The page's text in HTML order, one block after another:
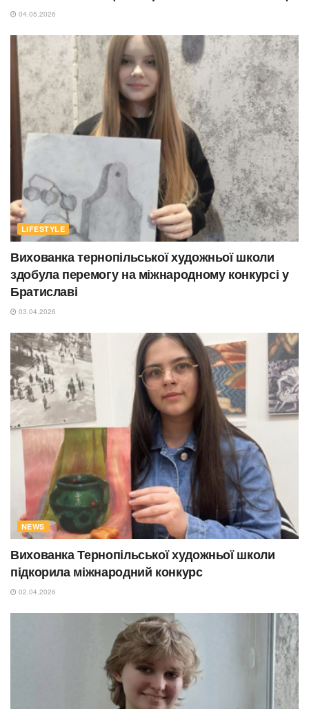
04.05.2026
LIFESTYLE
Вихованка тернопільської художньої школи
здобула перемогу на міжнародному конкурсі у
Братиславі
03.04.2026
NEWS
Вихованка Тернопільської художньої школи
підкорила міжнародний конкурс
02.04.2026